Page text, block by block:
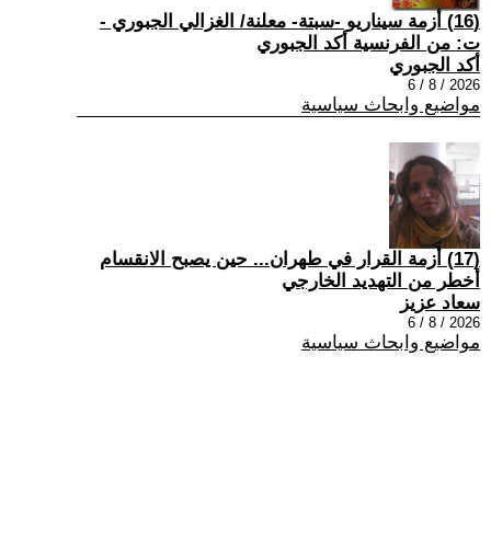
(16) أزمة سيناريو -سبتة- معلنة/ الغزالي الجبوري -
ت: من الفرنسية أكد الجبوري
أكد الجبوري
2026 / 8 / 6
مواضيع وابحاث سياسية
(17) أزمة القرار في طهران... حين يصبح الانقسام
أخطر من التهديد الخارجي
سعاد عزيز
2026 / 8 / 6
مواضيع وابحاث سياسية